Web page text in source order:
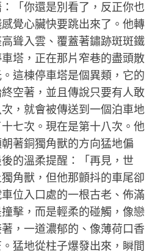
「你還是別看了，反正你也
覺心臟快要跳出來了。他轉
聳入雲、覆蓋著鏽跡斑斑鐵
塔，正在那片窄巷的盡頭散
這棟停車塔是個異類，它的
空著，並且傳說只要有人敢
，就會被傳送到一個泊車地
七次。現在是第十八次。他
著銅獨角獸的方向猛地偏
的溫柔提醒：「再見，世
角獸，但他那顫抖的車尾卻
位入口處的一根古老、佈滿
擊，而是輕柔的碰觸，像戀
，一道濃郁的、像薄荷口香
猛地從柱子爆發出來，瞬間